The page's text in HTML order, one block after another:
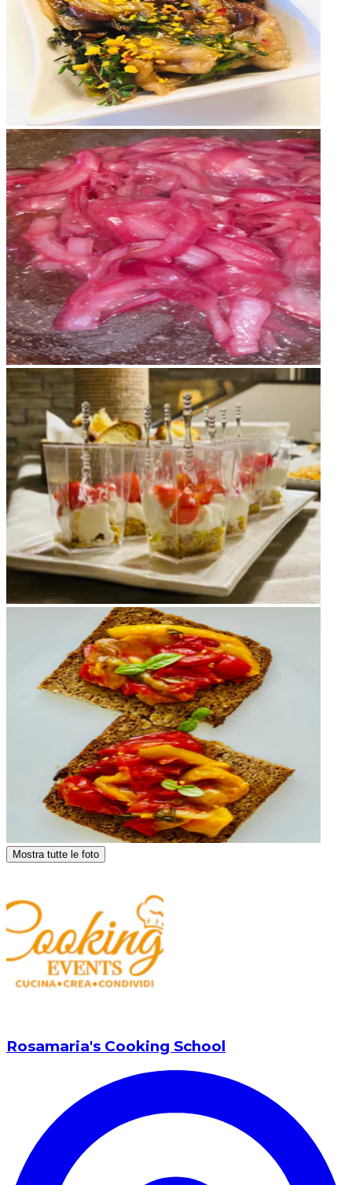
Mostra tutte le foto
Rosamaria's Cooking School